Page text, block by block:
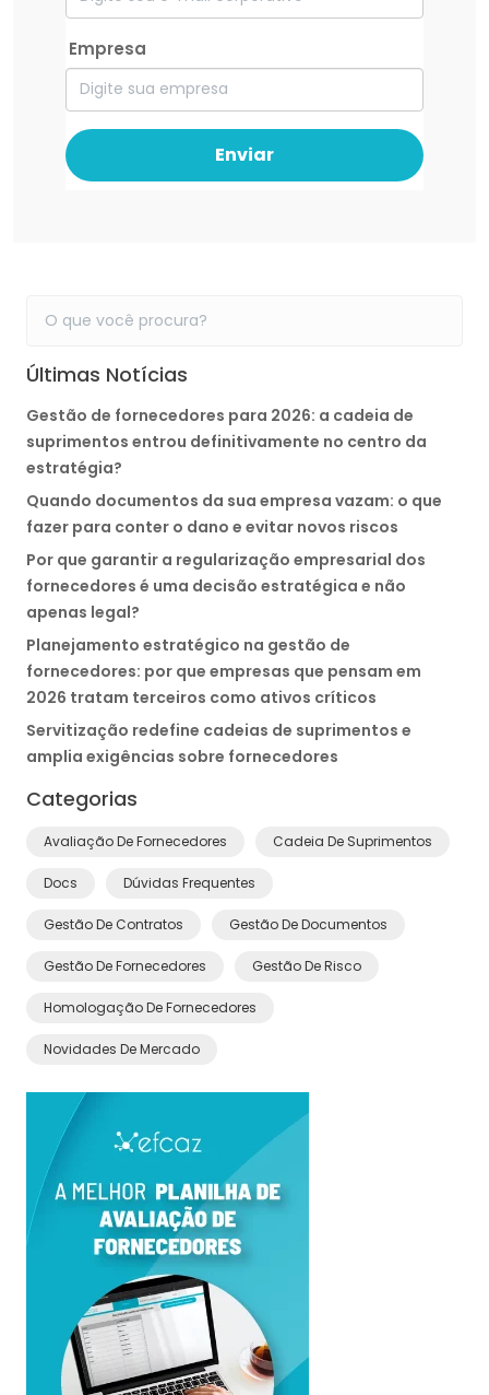
Empresa
Enviar
Últimas Notícias
Gestão de fornecedores para 2026: a cadeia de
suprimentos entrou definitivamente no centro da
estratégia?
Quando documentos da sua empresa vazam: o que
fazer para conter o dano e evitar novos riscos
Por que garantir a regularização empresarial dos
fornecedores é uma decisão estratégica e não
apenas legal?
Planejamento estratégico na gestão de
fornecedores: por que empresas que pensam em
2026 tratam terceiros como ativos críticos
Servitização redefine cadeias de suprimentos e
amplia exigências sobre fornecedores
Categorias
Avaliação De Fornecedores Cadeia De Suprimentos
Docs Dúvidas Frequentes
Gestão De Contratos Gestão De Documentos
Gestão De Fornecedores Gestão De Risco
Homologação De Fornecedores
Novidades De Mercado